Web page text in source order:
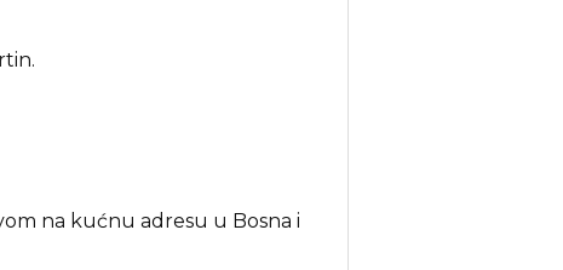
na kućnu adresu u Bosna i